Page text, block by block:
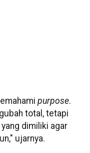
purpose.
total, tetapi
yang dimiliki agar
ujarnya.